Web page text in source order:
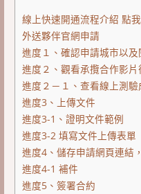
線上快速開通流程介紹 點
外送夥伴官網申請
進度１、確認申請城市以及
進度２、觀看承攬合作影
進度２－１、查看線上測驗
進度3、上傳文件
進度3-1、證明文件範例
進度3-2 填寫文件上傳表單
進度4、儲存申請網頁連結
進度4-1 補件
進度5、簽署合約